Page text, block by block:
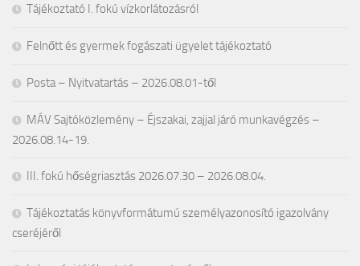
Tájékoztató I. fokú vízkorlátozásról
Felnőtt és gyermek fogászati ügyelet tájékoztató
Posta – Nyitvatartás – 2026.08.01-től
MÁV Sajtóközlemény – Éjszakai, zajjal járó munkavégzés –
2026.08.14-19.
III. fokú hőségriasztás 2026.07.30 – 2026.08.04.
Tájékoztatás könyvformátumú személyazonosító igazolvány
cseréjéről